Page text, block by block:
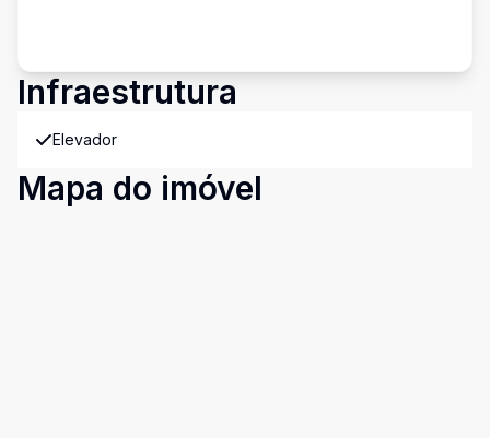
Infraestrutura
Elevador
Mapa do imóvel